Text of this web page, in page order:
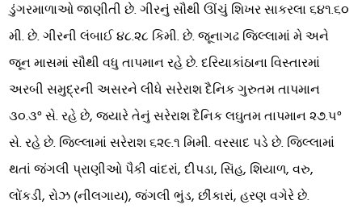
ડુંગરમાળાઓ જાણીતી છે. ગીરનું સૌથી ઊંચું શિખર સાકરલા ૬૪૧.૬૦
મી. છે. ગીરની લંબાઈ ૪૮.૨૮ કિમી. છે. જૂનાગઢ જિલ્લામાં મે અને
જૂન માસમાં સૌથી વધુ તાપમાન રહે છે. દરિયાકાંઠાના વિસ્તારમાં
અરબી સમુદ્રની અસરને લીધે સરેરાશ દૈનિક ગુરુતમ તાપમાન
૩૦.૩° સે. રહે છે, જ્યારે તેનું સરેરાશ દૈનિક લઘુતમ તાપમાન ૨૭.૫°
સે. રહે છે. જિલ્લામાં સરેરાશ ૬૨૯.૧ મિમી. વરસાદ પડે છે. જિલ્લામાં
થતાં જંગલી પ્રાણીઓ પૈકી વાંદરાં, દીપડા, સિંહ, શિયાળ, વરુ,
લોંકડી, રોઝ (નીલગાય), જંગલી ભુંડ, છીંકારાં, હરણ વગેરે છે.